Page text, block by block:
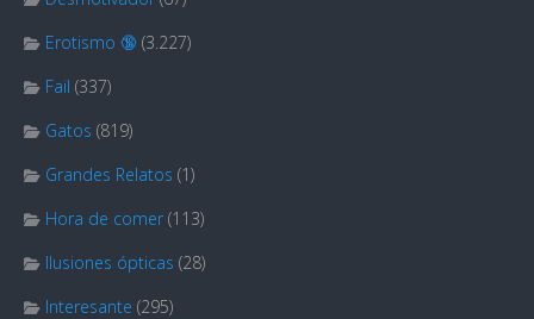
Erotismo 🔞 (3.227)
Fail (337)
Gatos (819)
Grandes Relatos (1)
Hora de comer (113)
Ilusiones ópticas (28)
Interesante (295)